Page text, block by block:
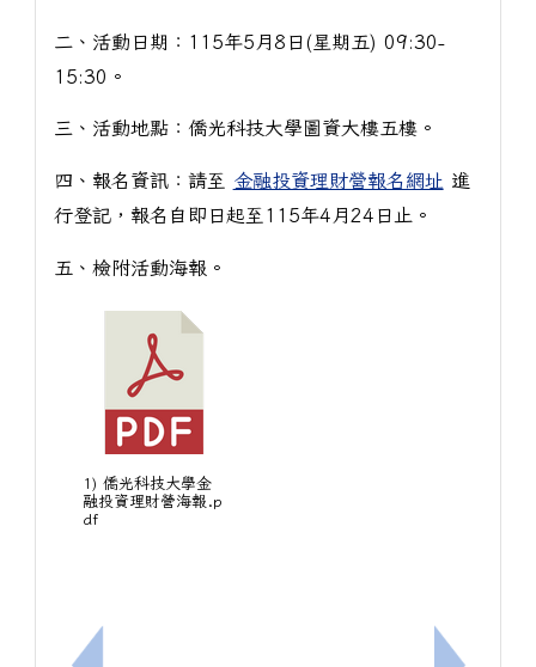
二、活動日期：115年5月8日(星期五) 09:30-
15:30。
三、活動地點：僑光科技大學圖資大樓五樓。
四、報名資訊：請至 金融投資理財營報名網址 進
行登記，報名自即日起至115年4月24日止。
五、檢附活動海報。
1) 僑光科技大學金
融投資理財營海報.p
df